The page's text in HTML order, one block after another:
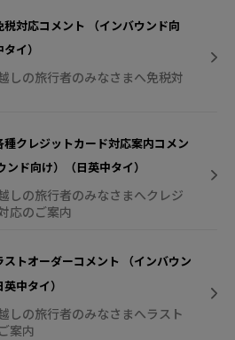
税対応コメント （インバウンド向
イ）
しの旅行者のみなさまへ免税対
種クレジットカード対応案内コメン
ンド向け）（日英中タイ）
しの旅行者のみなさまへクレジ
応のご案内
ストオーダーコメント （インバウン
中タイ）
しの旅行者のみなさまへラスト
案内